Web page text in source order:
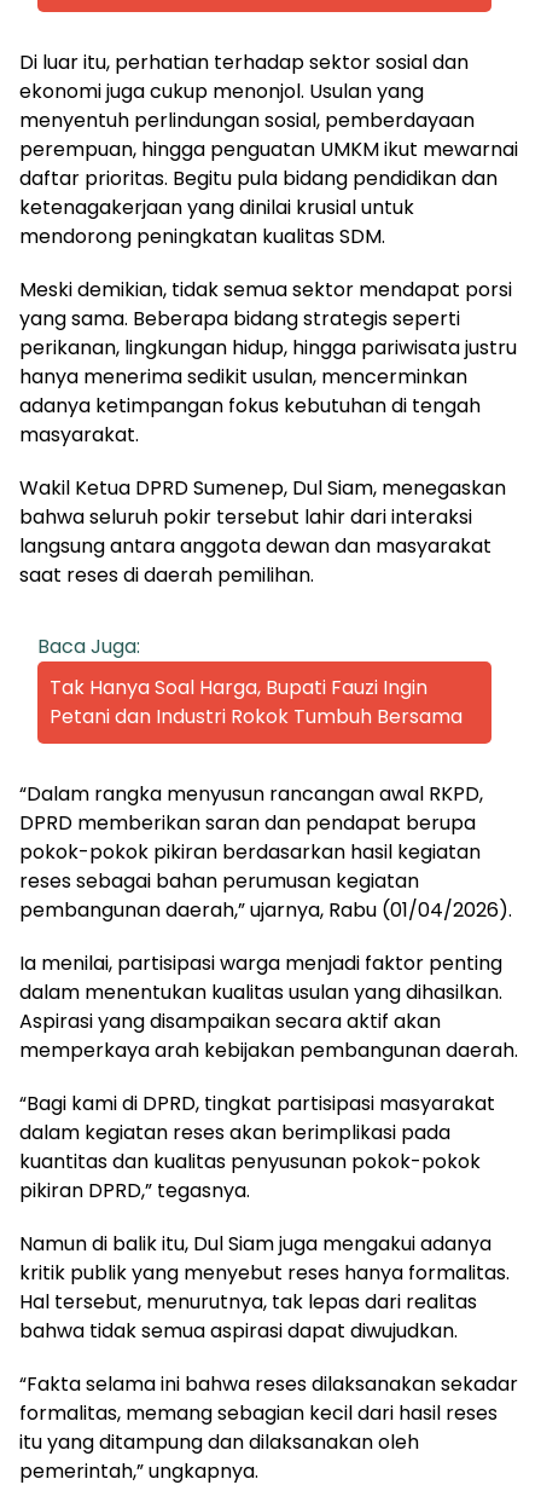
Di luar itu, perhatian terhadap sektor sosial dan
ekonomi juga cukup menonjol. Usulan yang
menyentuh perlindungan sosial, pemberdayaan
perempuan, hingga penguatan UMKM ikut mewarnai
daftar prioritas. Begitu pula bidang pendidikan dan
ketenagakerjaan yang dinilai krusial untuk
mendorong peningkatan kualitas SDM.
Meski demikian, tidak semua sektor mendapat porsi
yang sama. Beberapa bidang strategis seperti
perikanan, lingkungan hidup, hingga pariwisata justru
hanya menerima sedikit usulan, mencerminkan
adanya ketimpangan fokus kebutuhan di tengah
masyarakat.
Wakil Ketua DPRD Sumenep, Dul Siam, menegaskan
bahwa seluruh pokir tersebut lahir dari interaksi
langsung antara anggota dewan dan masyarakat
saat reses di daerah pemilihan.
Baca Juga:
Tak Hanya Soal Harga, Bupati Fauzi Ingin
Petani dan Industri Rokok Tumbuh Bersama
“Dalam rangka menyusun rancangan awal RKPD,
DPRD memberikan saran dan pendapat berupa
pokok-pokok pikiran berdasarkan hasil kegiatan
reses sebagai bahan perumusan kegiatan
pembangunan daerah,” ujarnya, Rabu (01/04/2026).
Ia menilai, partisipasi warga menjadi faktor penting
dalam menentukan kualitas usulan yang dihasilkan.
Aspirasi yang disampaikan secara aktif akan
memperkaya arah kebijakan pembangunan daerah.
“Bagi kami di DPRD, tingkat partisipasi masyarakat
dalam kegiatan reses akan berimplikasi pada
kuantitas dan kualitas penyusunan pokok-pokok
pikiran DPRD,” tegasnya.
Namun di balik itu, Dul Siam juga mengakui adanya
kritik publik yang menyebut reses hanya formalitas.
Hal tersebut, menurutnya, tak lepas dari realitas
bahwa tidak semua aspirasi dapat diwujudkan.
“Fakta selama ini bahwa reses dilaksanakan sekadar
formalitas, memang sebagian kecil dari hasil reses
itu yang ditampung dan dilaksanakan oleh
pemerintah,” ungkapnya.